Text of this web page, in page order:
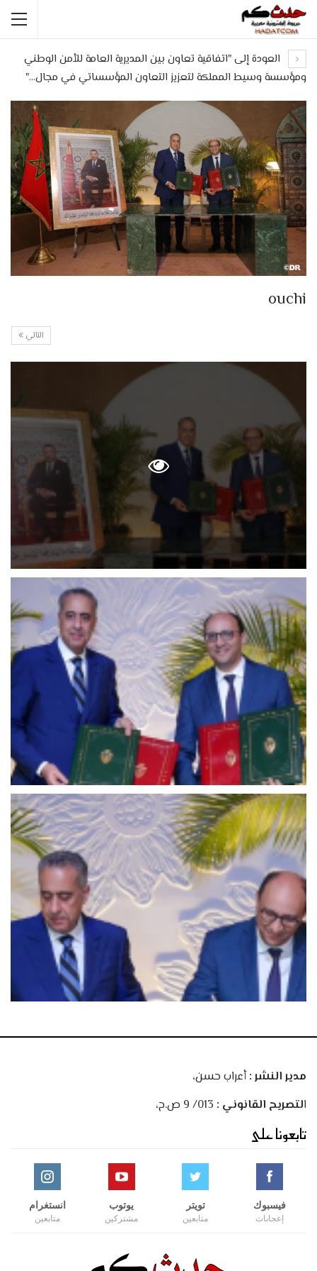
العودة إلى "اتفاقية تعاون بين المديرية العامة للأمن الوطني
ومؤسسة وسيط المملكة لتعزيز التعاون المؤسساتي في مجال…"
ouchi
التالي
مدير النشر :أعراب حسن،
التصريح القانوني :
تابعونا على
فيسبوك
إعجابات
تويتر
متابعين
يوتوب
مشتركين
انستغرام
متابعين